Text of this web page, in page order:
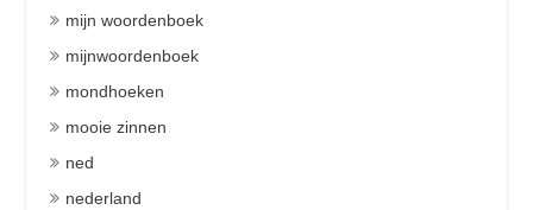
mijn woordenboek
mijnwoordenboek
mondhoeken
mooie zinnen
ned
nederland